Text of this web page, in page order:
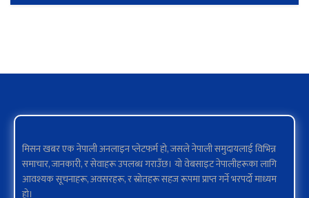
मिसन खबर एक नेपाली अनलाइन प्लेटफर्म हो, जसले नेपाली समुदायलाई विभिन्न
समाचार, जानकारी, र सेवाहरू उपलब्ध गराउँछ। यो वेबसाइट नेपालीहरूका लागि
आवश्यक सूचनाहरू, अवसरहरू, र स्रोतहरू सहज रूपमा प्राप्त गर्ने भरपर्दो माध्यम
हो।